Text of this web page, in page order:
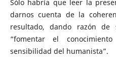
Sólo habría que leer la
darnos cuenta de la
resultado, dando razón
“fomentar el
sensibilidad del humanista”.